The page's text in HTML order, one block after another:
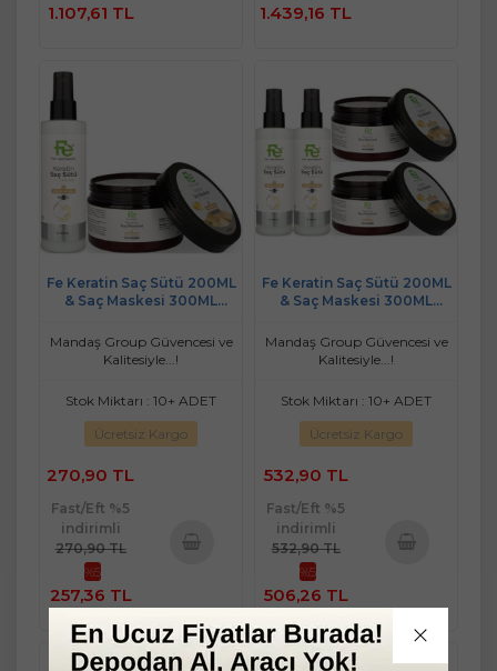
1.107,61 TL 1.439,16 TL
Fe Keratin Saç Sütü 200ML
& Saç Maskesi 300ML
Mandaş Group Güvencesi ve
Kalitesiyle...!
Stok Miktarı : 10+ ADET
Ücretsiz Kargo
270,90 TL
Fast/Eft %5
indirimli
270,90 TL
%5
257,36 TL
Fe Keratin Saç Sütü 200ML
& Saç Maskesi 300ML
Mandaş Group Güvencesi ve
Kalitesiyle...!
Stok Miktarı : 10+ ADET
Ücretsiz Kargo
532,90 TL
Fast/Eft %5
indirimli
532,90 TL
%5
506,26 TL